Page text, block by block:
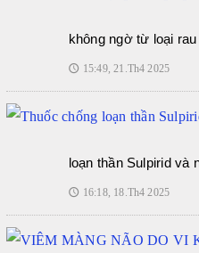
không ngờ từ loại
🕔 15:49, 21.Th4 2025
loạn thần Sulpirid và
🕔 16:18, 18.Th4 2025